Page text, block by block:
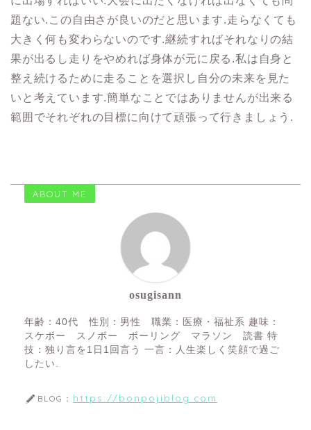
題ない.この自由さが良いのだと思います.走らなくても
大きく何も変わらないのです.継続すればそれなりの結
果が出るし走りをやめれば身体が元に戻る.私は自身と
整え続けるために走ることを選択し自分の未来を見た
いと考えています.簡単なことではありませんが出来る
範囲でそれぞれの目標に向けて頑張って行きましょう.
ABOUT ME
osugisann
年齢：40代 性別：男性 職業：医療・福祉系 趣味：
スケボー スノボー ボーリング マラソン 読書 特
技：独り言を1日1回言う 一言：人生楽しく笑顔で過ご
したい.
BLOG： https://bonpojiblog.com